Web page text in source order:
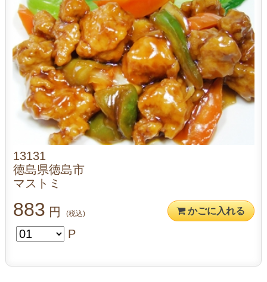
13131
徳島県徳島市
マストミ
883 円 (税込) かごに入れる
P